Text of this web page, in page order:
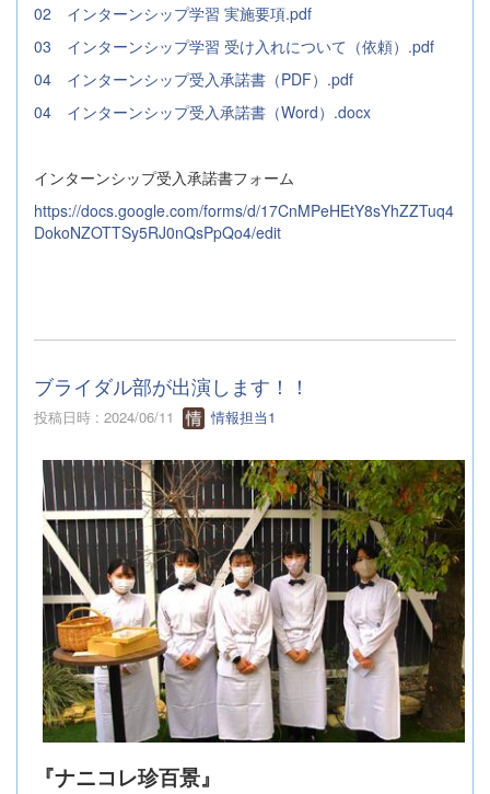
02 インターンシップ学習 実施要項.pdf
03 インターンシップ学習 受け入れについて（依頼）.pdf
04 インターンシップ受入承諾書（PDF）.pdf
04 インターンシップ受入承諾書（Word）.docx
インターンシップ受入承諾書フォーム
https://docs.google.com/forms/d/17CnMPeHEtY8sYhZZTuq4
DokoNZOTTSy5RJ0nQsPpQo4/edit
ブライダル部が出演します！！
投稿日時 : 2024/06/11 情報担当1
『ナニコレ珍百景』